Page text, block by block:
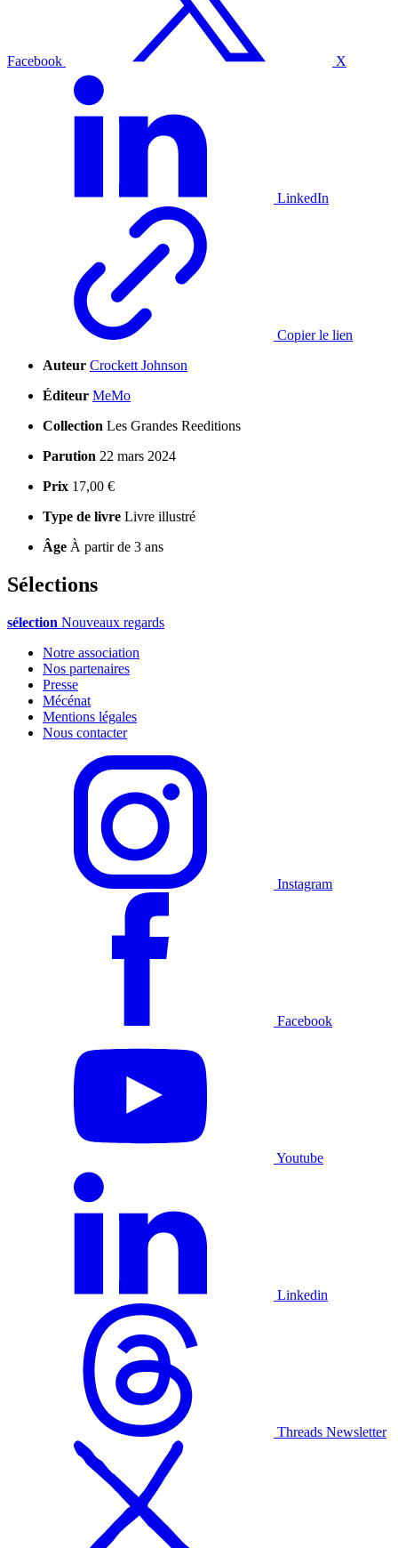
Facebook X
LinkedIn
Copier le lien
Auteur Crockett Johnson
Éditeur MeMo
Collection Les Grandes Reeditions
Parution 22 mars 2024
Prix 17,00 €
Type de livre Livre illustré
Âge À partir de 3 ans
Sélections
sélection Nouveaux regards
Notre association
Nos partenaires
Presse
Mécénat
Mentions légales
Nous contacter
Instagram
Facebook
Youtube
Linkedin
Threads Newsletter